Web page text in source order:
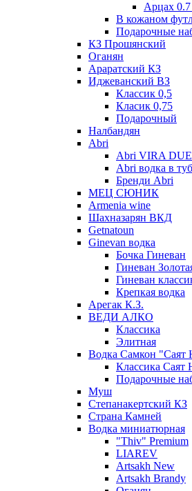
Арцах
В кожаном
Подарочные
КЗ Прошянский
Оганян
Араратский КЗ
Иджеванский ВЗ
Классик 0,5
Класик 0,75
Подарочный
Налбандян
Abri
Abri VIRA
Abri водка в
Бренди Abri
МЕЦ СЮНИК
Armenia wine
Шахназарян ВКД
Getnatoun
Ginevan водка
Бочка Гиневан
Гиневан
Гиневан
Крепкая водка
Арегак К.З.
ВЕДИ АЛКО
Классика
Элитная
Водка Самкон "Саят
Классика Саят
Подарочные
Муш
Степанакертский КЗ
Страна Камней
Водка миниатюрная
"Thiv" Premium
LIAREV
Artsakh New
Artsakh Brandy